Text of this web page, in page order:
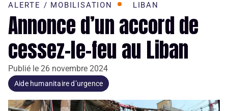
ALERTE / MOBILISATION LIBAN
Annonce d’un accord de
cessez-le-feu au Liban
Publié le 26 novembre 2024
Aide humanitaire d’urgence